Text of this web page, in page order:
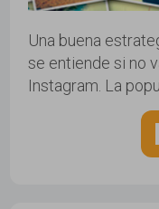
Una buena
se entiende si no
Instagram. La